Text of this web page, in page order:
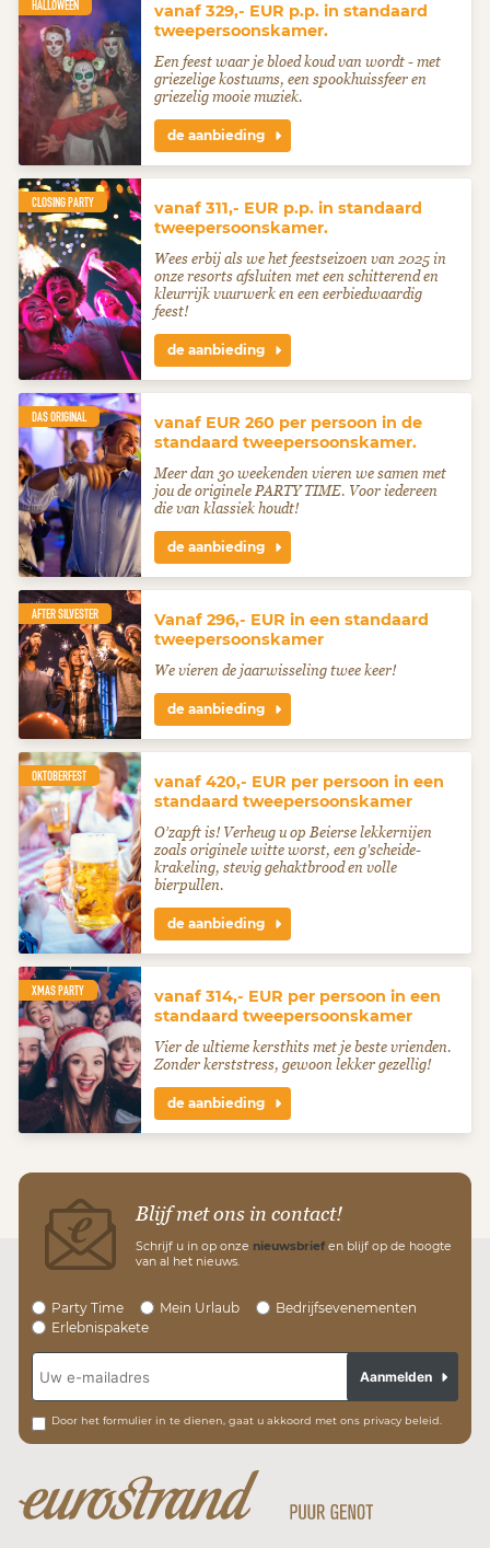
HALLOWEEN
vanaf 329,- EUR p.p. in standaard
tweepersoonskamer.
Een feest waar je bloed koud van wordt - met
griezelige kostuums, een spookhuissfeer en
griezelig mooie muziek.
de aanbieding
CLOSING PARTY
vanaf 311,- EUR p.p. in standaard
tweepersoonskamer.
Wees erbij als we het feestseizoen van 2025 in
onze resorts afsluiten met een schitterend en
kleurrijk vuurwerk en een eerbiedwaardig
feest!
de aanbieding
DAS ORIGINAL
vanaf EUR 260 per persoon in de
standaard tweepersoonskamer.
Meer dan 30 weekenden vieren we samen met
jou de originele PARTY TIME. Voor iedereen
die van klassiek houdt!
de aanbieding
AFTER SILVESTER
Vanaf 296,- EUR in een standaard
tweepersoonskamer
We vieren de jaarwisseling twee keer!
de aanbieding
OKTOBERFEST
vanaf 420,- EUR per persoon in een
standaard tweepersoonskamer
O’zapft is! Verheug u op Beierse lekkernijen
zoals originele witte worst, een g'scheide-
krakeling, stevig gehaktbrood en volle
bierpullen.
de aanbieding
XMAS PARTY
vanaf 314,- EUR per persoon in een
standaard tweepersoonskamer
Vier de ultieme kersthits met je beste vrienden.
Zonder kerststress, gewoon lekker gezellig!
de aanbieding
Blijf met ons in contact!
Schrijf u in op onze nieuwsbriefen blijf op de hoogte
van al het nieuws.
Party Time Mein Urlaub
Bedrijfsevenementen
Erlebnispakete
Door het formulier in te dienen, gaat u akkoord met ons privacy beleid.
Aanmelden